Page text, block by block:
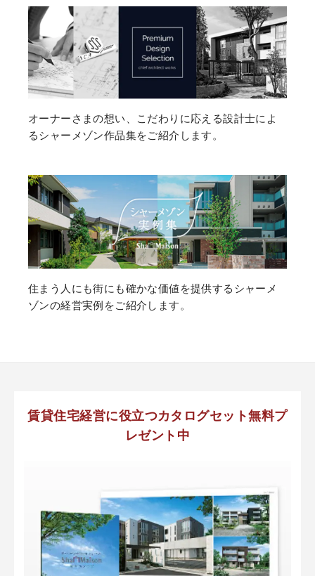
オーナーさまの想い、こだわりに応える設計士によ
るシャーメゾン作品集をご紹介します。
住まう人にも街にも確かな価値を提供するシャーメ
ゾンの経営実例をご紹介します。
賃貸住宅経営に役立つカタログセット無料プ
レゼント中